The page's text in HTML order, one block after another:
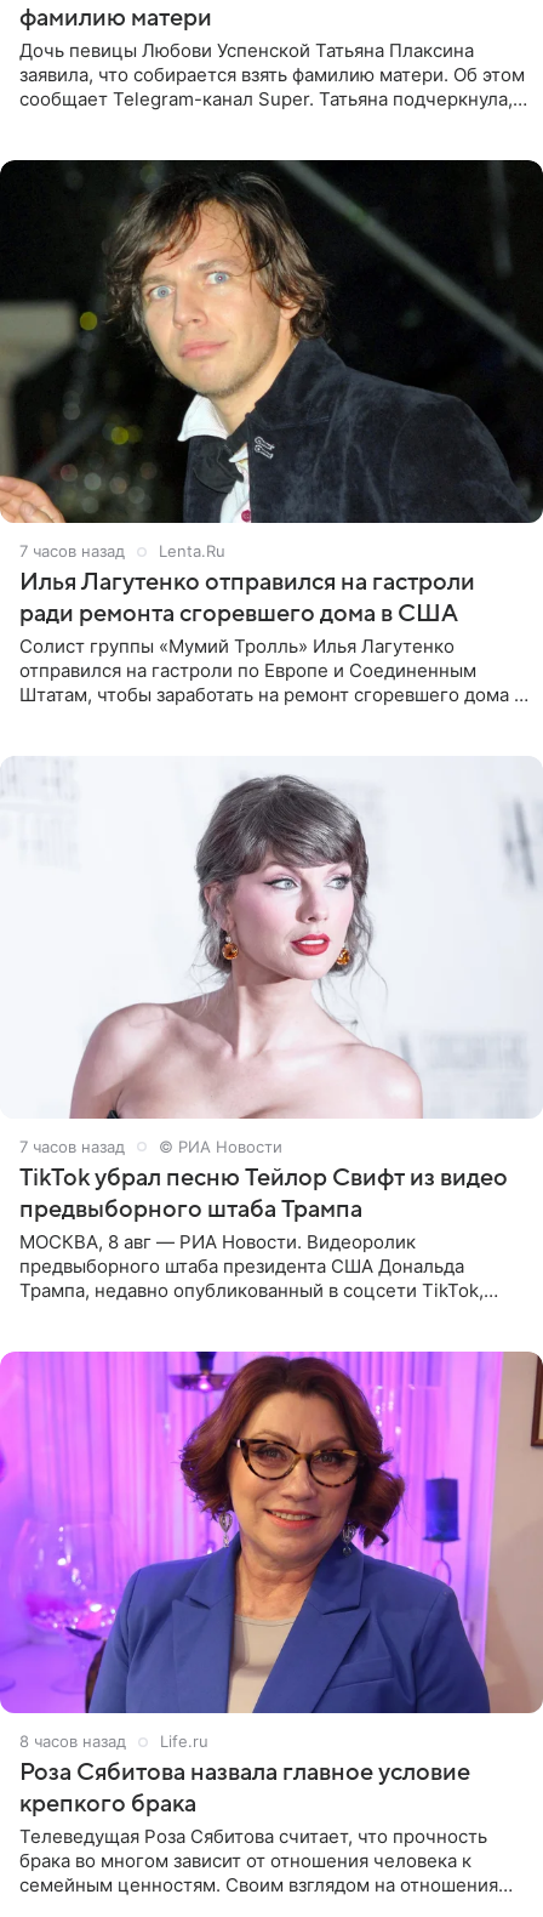
фамилию матери
Дочь певицы Любови Успенской Татьяна Плаксина
заявила, что собирается взять фамилию матери. Об этом
сообщает Telegram-канал Super. Татьяна подчеркнула,
7 часов назад Lenta.Ru
Илья Лагутенко отправился на гастроли
ради ремонта сгоревшего дома в США
Солист группы «Мумий Тролль» Илья Лагутенко
отправился на гастроли по Европе и Соединенным
Штатам, чтобы заработать на ремонт сгоревшего дома в
7 часов назад © РИА Новости
TikTok убрал песню Тейлор Свифт из видео
предвыборного штаба Трампа
МОСКВА, 8 авг — РИА Новости. Видеоролик
предвыборного штаба президента США Дональда
Трампа, недавно опубликованный в соцсети TikTok,
8 часов назад Life.ru
Роза Сябитова назвала главное условие
крепкого брака
Телеведущая Роза Сябитова считает, что прочность
брака во многом зависит от отношения человека к
семейным ценностям. Своим взглядом на отношения